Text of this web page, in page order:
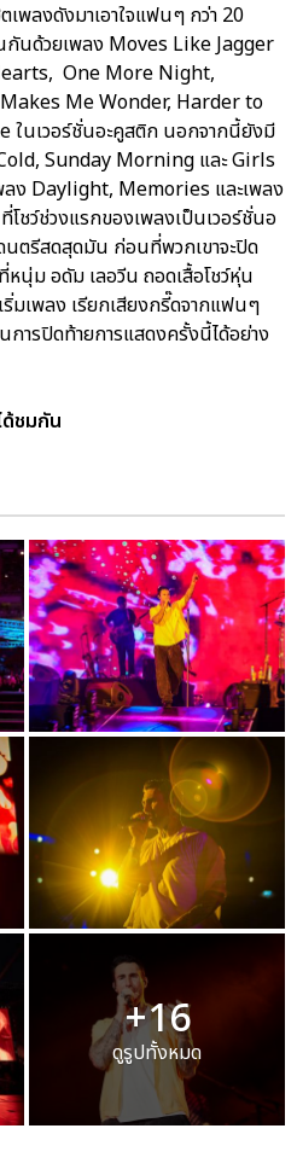
พลงดังมาเอาใจแฟนๆ กว่า 20
นกันด้วยเพลง Moves Like Jagger
One More Night,
Me Wonder, Harder to
ในเวอร์ชั่นอะคูสติก นอกจากนี้ยังมี
Sunday Morning และ Girls
ลง Daylight, Memories และเพลง
ชว์ช่วงแรกของเพลงเป็นเวอร์ชั่นอ
นตรีสดสุดมัน ก่อนที่พวกเขาจะปิด
นุ่ม อดัม เลอวีน ถอดเสื้อโชว์หุ่น
มเพลง เรียกเสียงกรี๊ดจากแฟนๆ
การปิดท้ายการแสดงครั้งนี้ได้อย่าง
ด้ชมกัน
+16
ดูรูปทั้งหมด